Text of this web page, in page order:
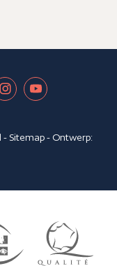
- Sitemap- Ontwerp: